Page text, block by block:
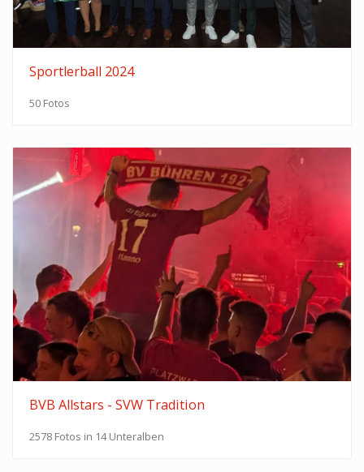
Sportlerball 2024
50 Fotos
BVB Allstars - SVW Tradition
2578 Fotos in 14 Unteralben